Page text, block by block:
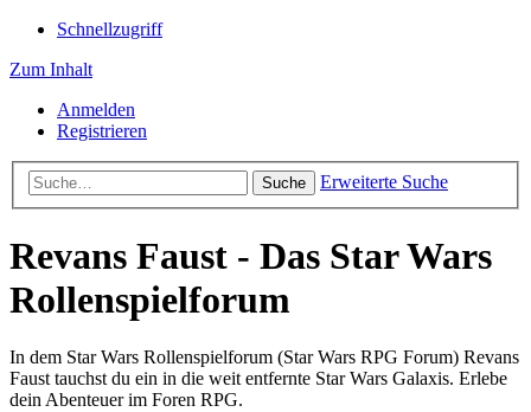
Schnellzugriff
Zum Inhalt
Anmelden
Registrieren
Suche Erweiterte Suche
Revans Faust - Das Star Wars
Rollenspielforum
In dem Star Wars Rollenspielforum (Star Wars RPG Forum) Revans
Faust tauchst du ein in die weit entfernte Star Wars Galaxis. Erlebe
dein Abenteuer im Foren RPG.